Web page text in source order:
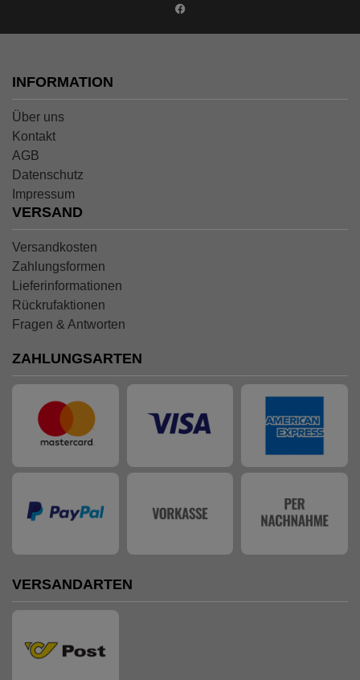
INFORMATION
Über uns
Kontakt
AGB
Datenschutz
Impressum
VERSAND
Versandkosten
Zahlungsformen
Lieferinformationen
Rückrufaktionen
Fragen & Antworten
ZAHLUNGSARTEN
VERSANDARTEN